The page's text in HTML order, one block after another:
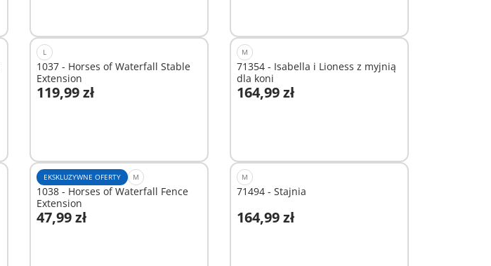
L
1037 - Horses of Waterfall Stable
Extension
119,99 zł
Dodaj do koszyka
M
71354 - Isabella i Lioness z myjnią
dla koni
164,99 zł
Dodaj do koszyka
EKSKLUZYWNE OFERTY M
1038 - Horses of Waterfall Fence
Extension
47,99 zł
Dodaj do koszyka
M
71494 - Stajnia
164,99 zł